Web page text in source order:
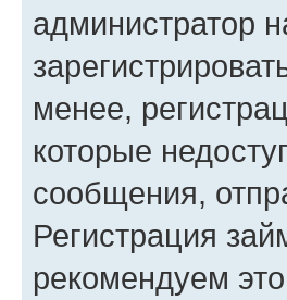
администратор
менее,
которые
сообщения,
Регистрация
рекомендуем